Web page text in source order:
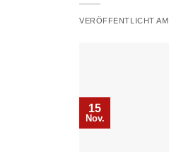
VERÖFFENTLICHT AM
15
Nov.